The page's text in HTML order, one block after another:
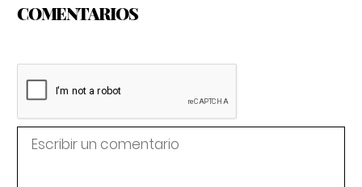
COMENTARIOS